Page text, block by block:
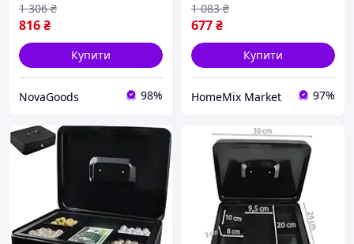
816₴
1 306 ₴
Купити
NovaGoods 98%
677₴
1 083 ₴
Купити
HomeMix Market 97%